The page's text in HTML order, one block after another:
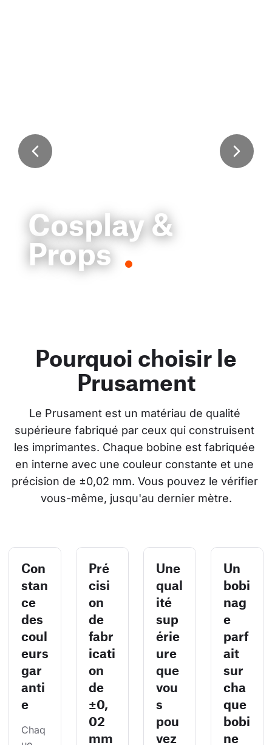
Cosplay &
Props
Pourquoi choisir le
Prusament
Le Prusament est un matériau de qualité
supérieure fabriqué par ceux qui construisent
les imprimantes. Chaque bobine est fabriquée
en interne avec une couleur constante et une
précision de ±0,02 mm. Vous pouvez le vérifier
vous-même, jusqu'au dernier mètre.
Con
stan
ce
des
coul
eurs
gar
anti
e
Chaq
Pré
cisi
on
de
fabr
icati
on
de
±0,
02
mm
Une
qual
ité
sup
érie
ure
que
vou
s
pou
vez
Un
bobi
nag
e
parf
ait
sur
cha
que
bobi
ne